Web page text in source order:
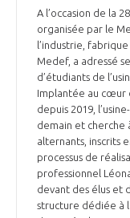
A l’occasion de la
organisée par le
l’industrie,
Medef, a adressé
d’étudiants de
Implantée au cœur
depuis 2019,
demain et cherche
alternants, inscrits
processus de
professionnel
devant des élus et
structure dédiée à